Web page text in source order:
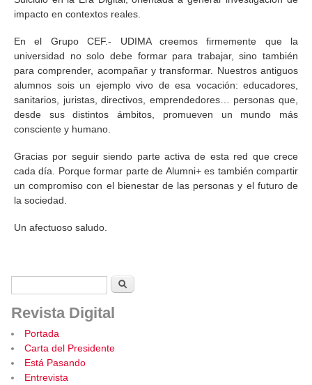
impacto en contextos reales.
En el Grupo CEF.- UDIMA creemos firmemente que la
universidad no solo debe formar para trabajar, sino también
para comprender, acompañar y transformar. Nuestros antiguos
alumnos sois un ejemplo vivo de esa vocación: educadores,
sanitarios, juristas, directivos, emprendedores… personas que,
desde sus distintos ámbitos, promueven un mundo más
consciente y humano.
Gracias por seguir siendo parte activa de esta red que crece
cada día. Porque formar parte de Alumni+ es también compartir
un compromiso con el bienestar de las personas y el futuro de
la sociedad.
Un afectuoso saludo.
Formulario de búsqueda
Buscar
Revista Digital
Portada
Carta del Presidente
Está Pasando
Entrevista